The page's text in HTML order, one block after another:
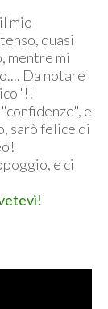
mio
quasi
mentre mi
Da notare
e
sarò felice di
e ci